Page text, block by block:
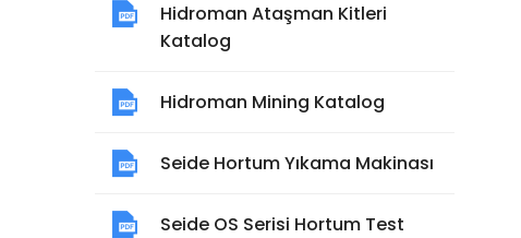
Hidroman Ataşman Kitleri
Katalog
Hidroman Mining Katalog
Seide Hortum Yıkama Makinası
Seide OS Serisi Hortum Test